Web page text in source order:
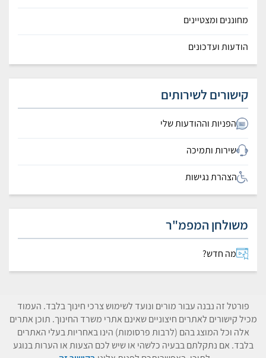
מחוננים ומצטיינים
הודעות ועדכונים
קישורים לשירותים
הפניות וההודעות שלי
שירות ותמיכה
הצהרת נגישות
משולחן המפמ"ר
מה חדש?
פורטל זה נבנה עבור מורים ונועד לשימוש צרכי חינוך בלבד. העמוד
מכיל קישורים לאתרים חיצוניים שאינם אתרי משרד החינוך. תוכן אתרים
אלה וכל המוצג בהם (לרבות פרסומות) הינו באחריות בעלי האתרים
בלבד. אם נתקלתם בבעיה כלשהי או שיש לכם הצעות או הערות בנוגע